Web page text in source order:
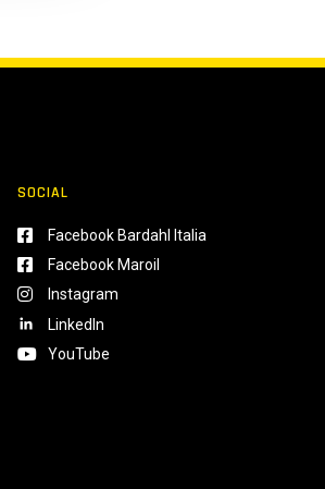
SOCIAL
Facebook Bardahl Italia
Facebook Maroil
Instagram
LinkedIn
YouTube